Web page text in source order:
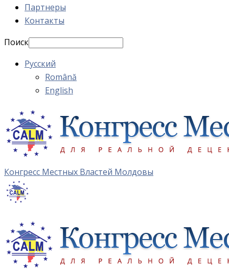
Партнеры
Контакты
Поиск
Русский
Română
English
Конгресс Местных Властей Молдовы